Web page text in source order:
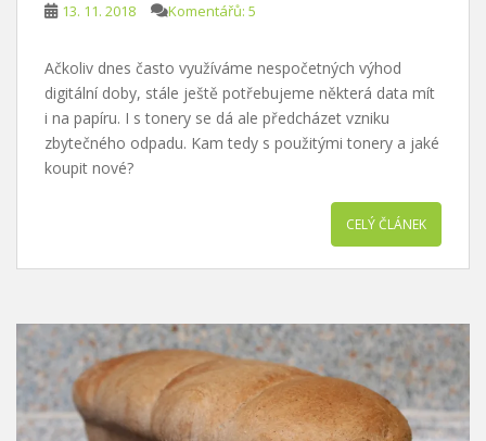
13. 11. 2018 Komentářů: 5
Ačkoliv dnes často využíváme nespočetných výhod
digitální doby, stále ještě potřebujeme některá data mít
i na papíru. I s tonery se dá ale předcházet vzniku
zbytečného odpadu. Kam tedy s použitými tonery a jaké
koupit nové?
CELÝ ČLÁNEK